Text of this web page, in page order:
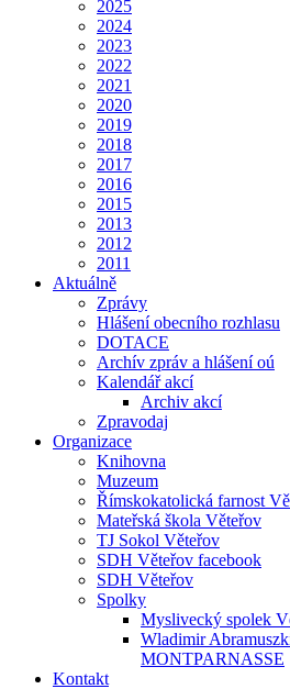
2025
2024
2023
2022
2021
2020
2019
2018
2017
2016
2015
2013
2012
2011
Aktuálně
Zprávy
Hlášení obecního rozhlasu
DOTACE
Archív zpráv a hlášení oú
Kalendář akcí
Archiv akcí
Zpravodaj
Organizace
Knihovna
Muzeum
Římskokatolická farnost
Mateřská škola Věteřov
TJ Sokol Věteřov
SDH Věteřov facebook
SDH Věteřov
Spolky
Myslivecký spolek
Wladimir
MONTPARNASSE
Kontakt